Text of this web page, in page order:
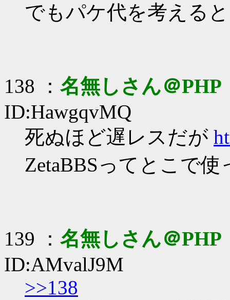
でもパケ代を考える
138 ： 名無しさん＠PHP
ID:HawgqvMQ
死ぬほど遅レスだが
ZetaBBSってとこで
139 ： 名無しさん＠PHP
ID:AMvalJ9M
>>138